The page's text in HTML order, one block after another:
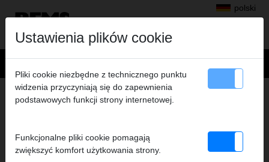
polski
Produkty> Zaciskanie promieniowe>REMS Cęgi zaciskowe
> REMS Cęgi zaciskow. H 16*
(PZ-2B) A1-32KN
Ustawienia plików cookie
Pliki cookie niezbędne z technicznego punktu
widzenia przyczyniają się do zapewnienia
podstawowych funkcji strony internetowej.
Funkcjonalne pliki cookie pomagają
zwiększyć komfort użytkowania strony.